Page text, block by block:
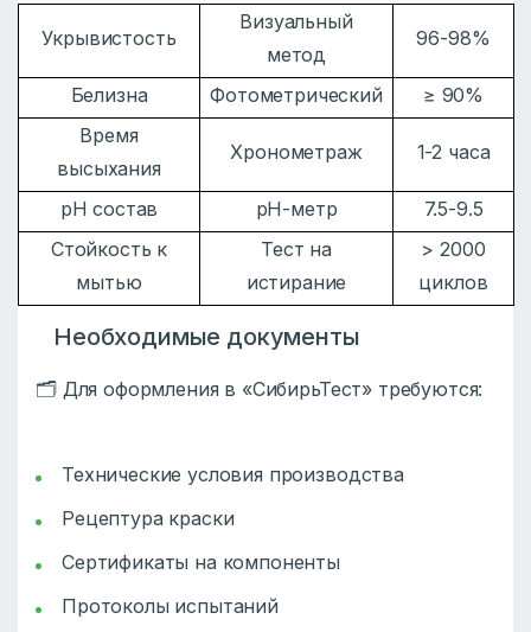
Укрывистость
Визуальный
метод
96-98%
Белизна Фотометрический
≥ 90%
Время
высыхания
Хронометраж 1-2 часа
рН состав рН-метр
7.5-9.5
Стойкость к
мытью
Тест на
истирание
> 2000
циклов
Необходимые документы
🗂️ Для оформления в «СибирьТест» требуются:
Технические условия производства
Рецептура краски
Сертификаты на компоненты
Протоколы испытаний